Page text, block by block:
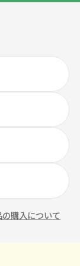
購入について